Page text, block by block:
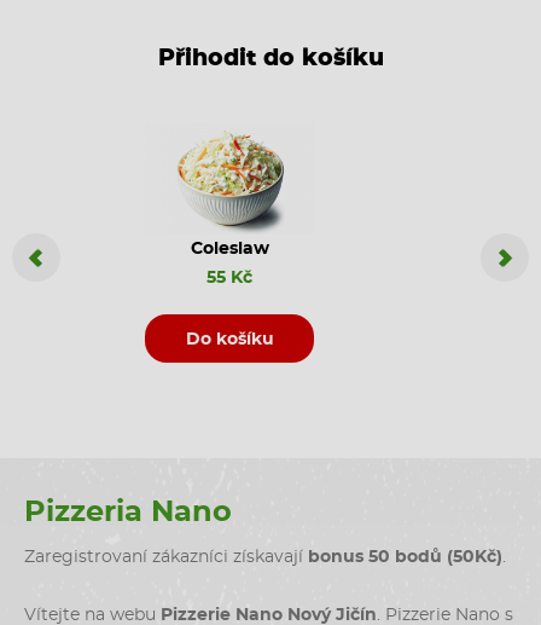
Přihodit do košíku
Coleslaw
55 Kč
Do košíku
Coca
Pizzeria Nano
Zaregistrovaní zákazníci získavají bonus 50 bodů (50Kč)
Vítejte na webu Pizzerie Nano Nový Jičín . Pizzerie Nano s